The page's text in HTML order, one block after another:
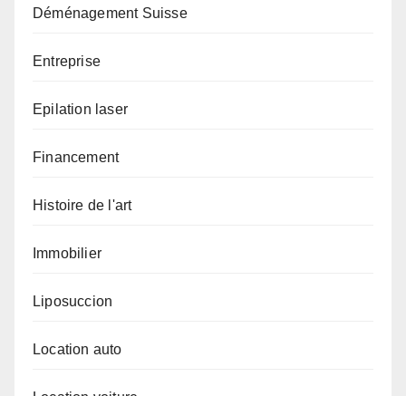
Déménagement Suisse
Entreprise
Epilation laser
Financement
Histoire de l'art
Immobilier
Liposuccion
Location auto